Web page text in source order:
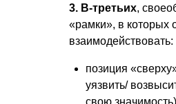
3. В-третьих,
«рамки», в которых
взаимодействовать:
позиция
уязвить/
свою